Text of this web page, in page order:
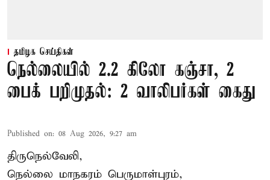
தமிழக செய்திகள்
நெல்லையில் 2.2 கிலோ கஞ்சா, 2
பைக் பறிமுதல்: 2 வாலிபர்கள் கைது
Published on: 08 Aug 2026, 9:27 am
திருநெல்வேலி,
நெல்லை மாநகரம் பெருமாள்புரம்,